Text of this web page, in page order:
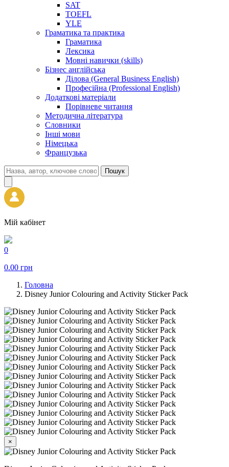
SAT
TOEFL
YLE
Граматика та практика
Граматика
Лексика
Мовні навички (skills)
Бізнес англійська
Ділова (General Business English)
Професійна (Professional English)
Додаткові матеріали
Порівневе читання
Методична література
Словники
Інші мови
Німецька
Французька
Пошук
Мій кабінет
0
0.00 грн
Головна
Disney Junior Colouring and Activity Sticker Pack
×